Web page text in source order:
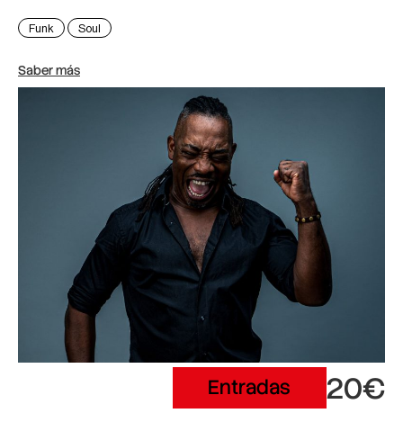
Funk Soul
Saber más
Entradas 20€